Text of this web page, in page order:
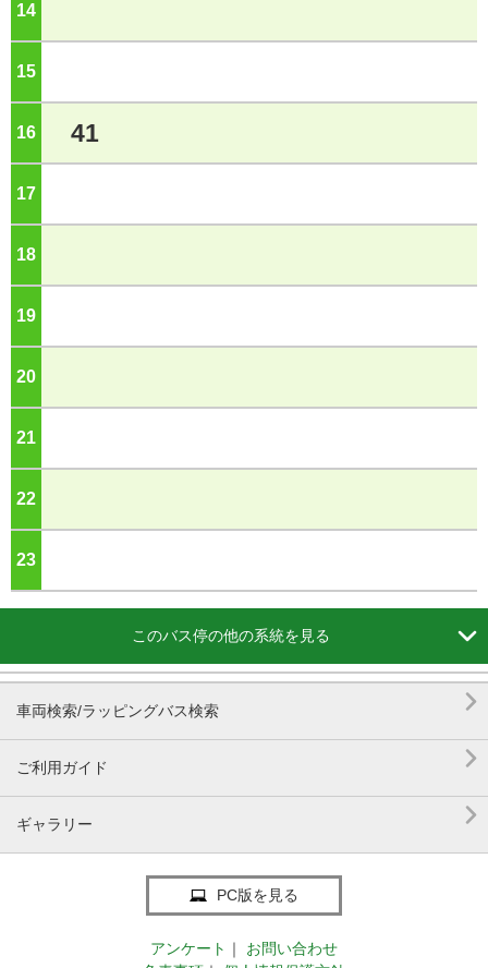
14
15
16 41
17
18
19
20
21
22
23
このバス停の他の系統を見る 
車両検索/ラッピングバス検索 
ご利用ガイド 
ギャラリー 
PC版を見る
アンケート ｜
お問い合わせ